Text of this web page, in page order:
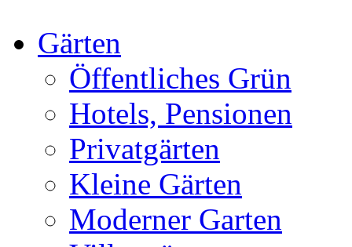
Gärten
Öffentliches Grün
Hotels, Pensionen
Privatgärten
Kleine Gärten
Moderner Garten